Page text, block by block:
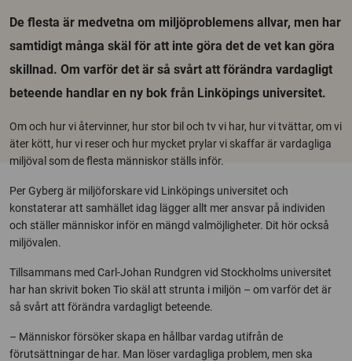
De flesta är medvetna om miljöproblemens allvar, men har
samtidigt många skäl för att inte göra det de vet kan göra
skillnad. Om varför det är så svårt att förändra vardagligt
beteende handlar en ny bok från Linköpings universitet.
Om och hur vi återvinner, hur stor bil och tv vi har, hur vi tvättar, om vi
äter kött, hur vi reser och hur mycket prylar vi skaffar är vardagliga
miljöval som de flesta människor ställs inför.
Per Gyberg är miljöforskare vid Linköpings universitet och
konstaterar att samhället idag lägger allt mer ansvar på individen
och ställer människor inför en mängd valmöjligheter. Dit hör också
miljövalen.
Tillsammans med Carl-Johan Rundgren vid Stockholms universitet
har han skrivit boken Tio skäl att strunta i miljön – om varför det är
så svårt att förändra vardagligt beteende.
– Människor försöker skapa en hållbar vardag utifrån de
förutsättningar de har. Man löser vardagliga problem, men ska